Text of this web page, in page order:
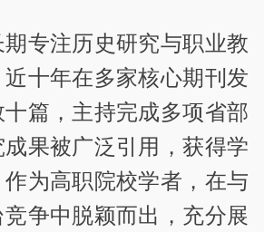
专注历史研究与职业教
十年在多家核心期刊发
篇，主持完成多项省部
果被广泛引用，获得学
为高职院校学者，在与
争中脱颖而出，充分展